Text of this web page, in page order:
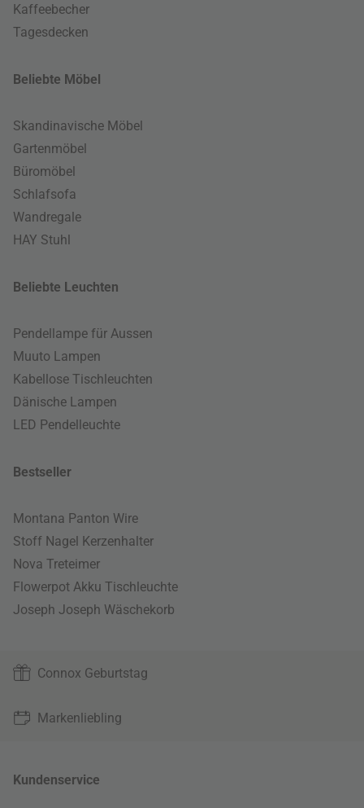
Kaffeebecher
Tagesdecken
Beliebte Möbel
Skandinavische Möbel
Gartenmöbel
Büromöbel
Schlafsofa
Wandregale
HAY Stuhl
Beliebte Leuchten
Pendellampe für Aussen
Muuto Lampen
Kabellose Tischleuchten
Dänische Lampen
LED Pendelleuchte
Bestseller
Montana Panton Wire
Stoff Nagel Kerzenhalter
Nova Treteimer
Flowerpot Akku Tischleuchte
Joseph Joseph Wäschekorb
Connox Geburtstag
Markenliebling
Kundenservice